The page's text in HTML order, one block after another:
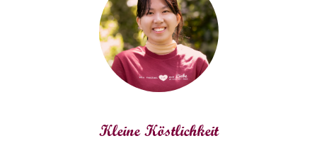
Kleine Köstlichkeit